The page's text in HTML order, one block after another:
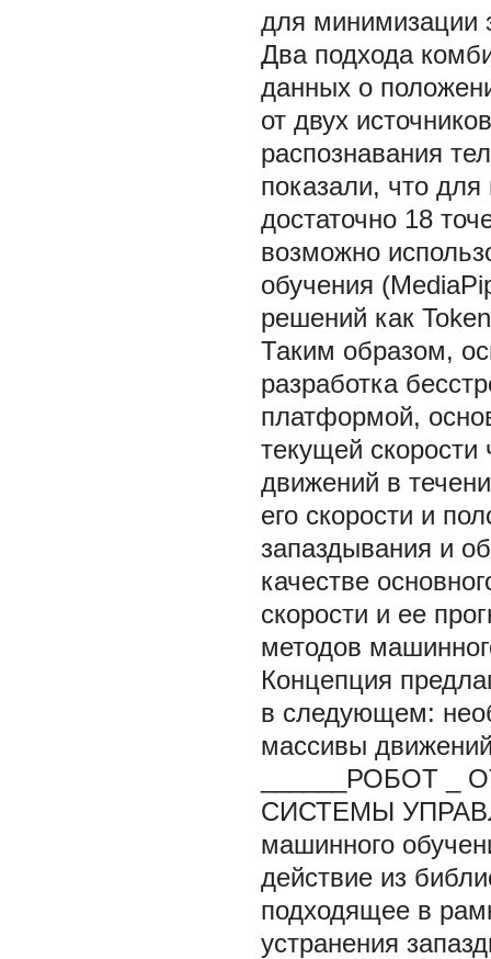
для минимизации
Два подхода
данных о
от двух
распознавания
показали, что
достаточно 18
возможно
обучения
решений как
Таким образом,
разработка
платформой,
текущей скорости
движений в
его скорости и
запаздывания и
качестве
скорости и ее
методов
Концепция
в следующем:
массивы
______РОБОТ
СИСТЕМЫ
машинного
действие из
подходящее в
устранения